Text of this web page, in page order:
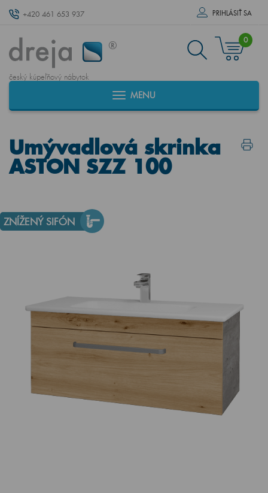
+420 461 653 937 PRIHLÁSIŤ SA
český kúpeľňový nábytok
0
MENU
Umývadlová skrinka
ASTON SZZ 100
ZNÍŽENÝ SIFÓN